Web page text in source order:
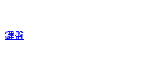
鍵盤